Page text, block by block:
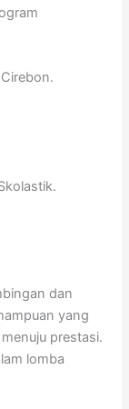
dan
yang
prestasi.
lomba